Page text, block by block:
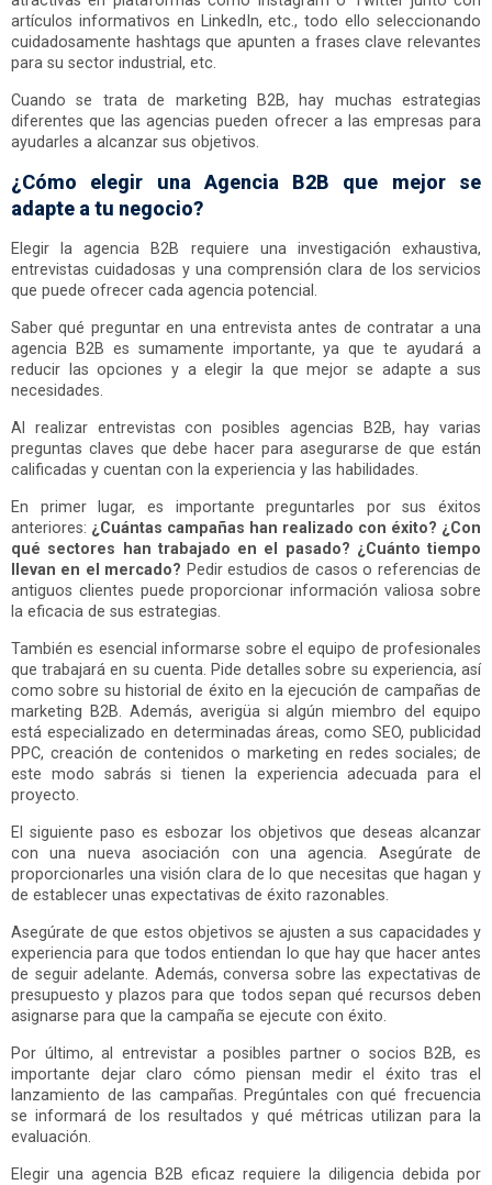
artículos informativos en LinkedIn, etc., todo ello seleccionando
cuidadosamente hashtags que apunten a frases clave relevantes
para su sector industrial, etc.
Cuando se trata de marketing B2B, hay muchas estrategias
diferentes que las agencias pueden ofrecer a las empresas para
ayudarles a alcanzar sus objetivos.
¿Cómo elegir una Agencia B2B que mejor se
adapte a tu negocio?
Elegir la agencia B2B requiere una investigación exhaustiva,
entrevistas cuidadosas y una comprensión clara de los servicios
que puede ofrecer cada agencia potencial.
Saber qué preguntar en una entrevista antes de contratar a una
agencia B2B es sumamente importante, ya que te ayudará a
reducir las opciones y a elegir la que mejor se adapte a sus
necesidades.
Al realizar entrevistas con posibles agencias B2B, hay varias
preguntas claves que debe hacer para asegurarse de que están
calificadas y cuentan con la experiencia y las habilidades.
En primer lugar, es importante preguntarles por sus éxitos
anteriores: ¿Cuántas campañas han realizado con éxito? ¿Con
qué sectores han trabajado en el pasado? ¿Cuánto tiempo
llevan en el mercado? Pedir estudios de casos o referencias de
antiguos clientes puede proporcionar información valiosa sobre
la eficacia de sus estrategias.
También es esencial informarse sobre el equipo de profesionales
que trabajará en su cuenta. Pide detalles sobre su experiencia, así
como sobre su historial de éxito en la ejecución de campañas de
marketing B2B. Además, averigüa si algún miembro del equipo
está especializado en determinadas áreas, como SEO, publicidad
PPC, creación de contenidos o marketing en redes sociales; de
este modo sabrás si tienen la experiencia adecuada para el
proyecto.
El siguiente paso es esbozar los objetivos que deseas alcanzar
con una nueva asociación con una agencia. Asegúrate de
proporcionarles una visión clara de lo que necesitas que hagan y
de establecer unas expectativas de éxito razonables.
Asegúrate de que estos objetivos se ajusten a sus capacidades y
experiencia para que todos entiendan lo que hay que hacer antes
de seguir adelante. Además, conversa sobre las expectativas de
presupuesto y plazos para que todos sepan qué recursos deben
asignarse para que la campaña se ejecute con éxito.
Por último, al entrevistar a posibles partner o socios B2B, es
importante dejar claro cómo piensan medir el éxito tras el
lanzamiento de las campañas. Pregúntales con qué frecuencia
se informará de los resultados y qué métricas utilizan para la
evaluación.
Elegir una agencia B2B eficaz requiere la diligencia debida por